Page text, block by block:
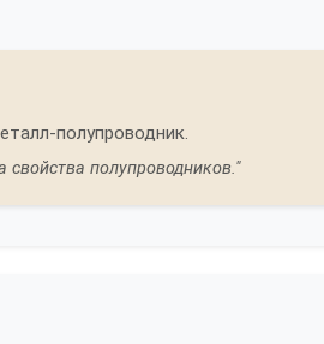
полупроводник.
свойства полупроводников."